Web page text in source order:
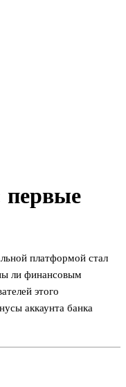
первые
платформой стал
ли финансовым
этого
аккаунта банка